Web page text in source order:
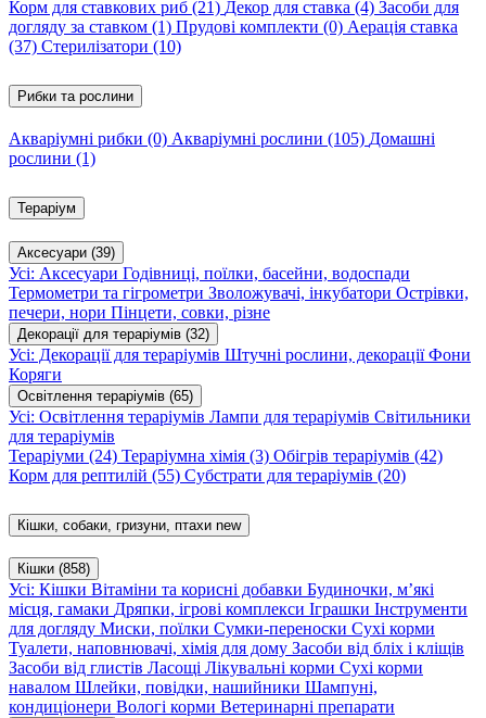
Корм для ставкових риб (21) Декор для ставка (4) Засоби для
догляду за ставком (1) Прудові комплекти (0) Аерація ставка
(37) Стерилізатори (10)
Рибки та рослини
Акваріумні рибки (0) Акваріумні рослини (105) Домашні
рослини (1)
Тераріум
Аксесуари (39)
Усі: Аксесуари Годівниці, поїлки, басейни, водоспади
Термометри та гігрометри Зволожувачі, інкубатори Острівки,
печери, нори Пінцети, совки, різне
Декорації для тераріумів (32)
Усі: Декорації для тераріумів Штучні рослини, декораціїФони
Коряги
Освітлення тераріумів (65)
Усі: Освітлення тераріумів Лампи для тераріумів Світильники
для тераріумів
Тераріуми (24) Тераріумна хімія (3) Обігрів тераріумів (42)
Корм для рептилій (55) Субстрати для тераріумів (20)
Кішки, собаки, гризуни, птахи new
Кішки (858)
Усі: Кішки Вітаміни та корисні добавки Будиночки, м’які
місця, гамаки Дряпки, ігрові комплекси Іграшки Інструменти
для догляду Миски, поїлки Сумки-переноски Сухі корми
Туалети, наповнювачі, хімія для дому Засоби від бліх і кліщів
Засоби від глистів Ласощі Лікувальні корми Сухі корми
навалом Шлейки, повідки, нашийники Шампуні,
кондиціонери Вологі корми Ветеринарні препарати